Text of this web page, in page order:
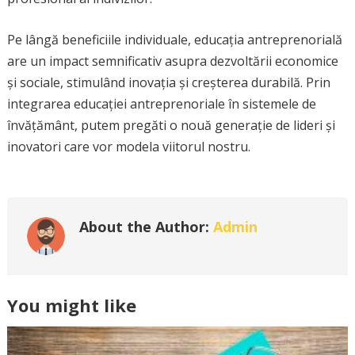
Pe lângă beneficiile individuale, educația antreprenorială
are un impact semnificativ asupra dezvoltării economice
și sociale, stimulând inovația și creșterea durabilă. Prin
integrarea educației antreprenoriale în sistemele de
învățământ, putem pregăti o nouă generație de lideri și
inovatori care vor modela viitorul nostru.
About the Author: Admin
You might like